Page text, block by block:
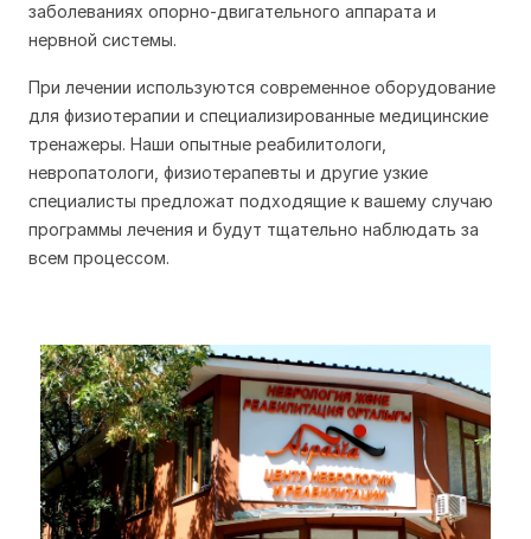
заболеваниях опорно-двигательного аппарата и
нервной системы.
При лечении используются современное оборудование
для физиотерапии и специализированные медицинские
тренажеры. Наши опытные реабилитологи,
невропатологи, физиотерапевты и другие узкие
специалисты предложат подходящие к вашему случаю
программы лечения и будут тщательно наблюдать за
всем процессом.